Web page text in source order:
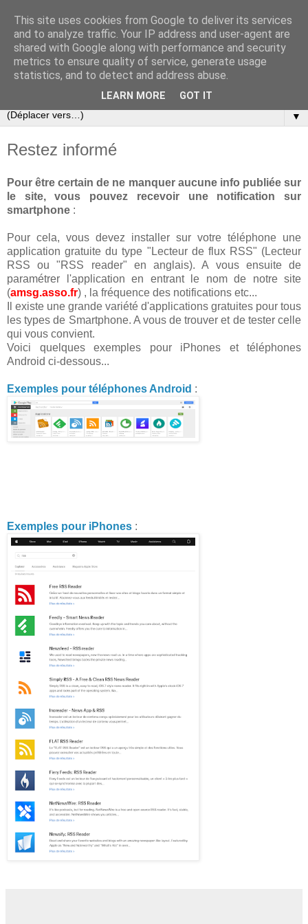
▼
Restez informé
Pour être certain de ne manquer aucune info publiée sur
le site, vous pouvez recevoir une notification sur
smartphone :
Pour cela, vous devez installer sur votre téléphone une
application gratuite du type "Lecteur de flux RSS" (Lecteur
RSS ou "RSS reader" en anglais). A vous ensuite de
paramétrer l'application en entrant le nom de notre site
(amsg.asso.fr) , la fréquence des notifications etc...
Il existe une grande variété d'applications gratuites pour tous
les types de Smartphone. A vous de trouver et de tester celle
qui vous convient.
Voici quelques exemples pour iPhones et téléphones
Android ci-dessous...
Exemples pour téléphones Android :
Exemples pour iPhones :
This site uses cookies from Google to deliver its services
and to analyze traffic. Your IP address and user-agent are
shared with Google along with performance and security
metrics to ensure quality of service, generate usage
statistics, and to detect and address abuse.
LEARN MORE GOT IT